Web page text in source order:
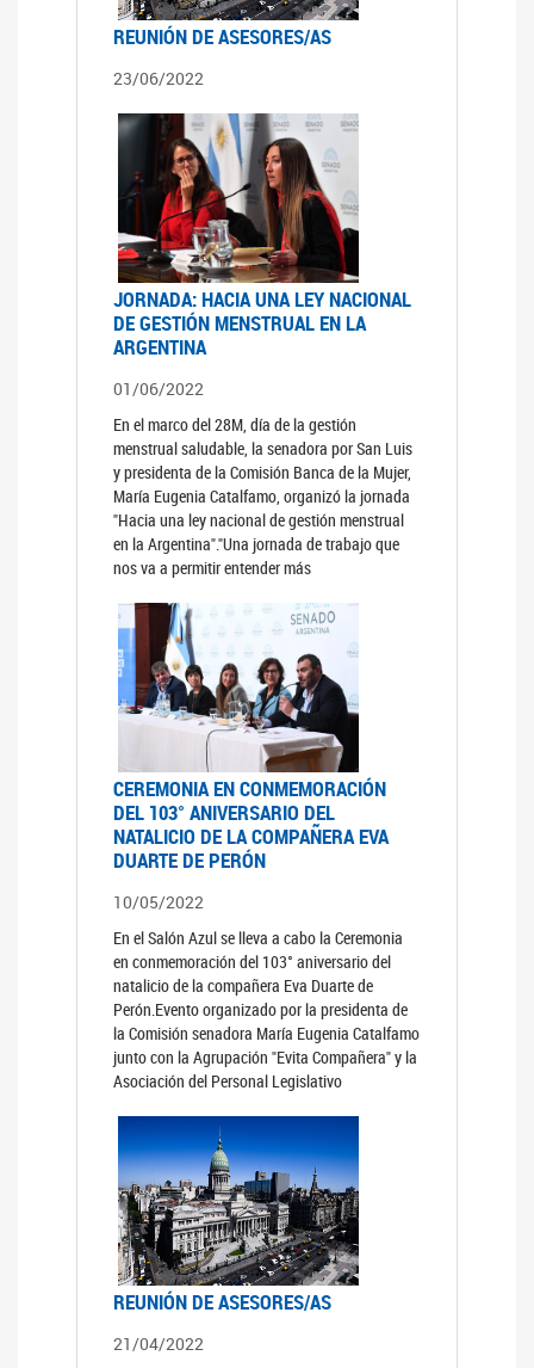
REUNIÓN DE ASESORES/AS
23/06/2022
JORNADA: HACIA UNA LEY NACIONAL
DE GESTIÓN MENSTRUAL EN LA
ARGENTINA
01/06/2022
En el marco del 28M, día de la gestión
menstrual saludable, la senadora por San Luis
y presidenta de la Comisión Banca de la Mujer,
María Eugenia Catalfamo, organizó la jornada
"Hacia una ley nacional de gestión menstrual
en la Argentina"."Una jornada de trabajo que
nos va a permitir entender más
CEREMONIA EN CONMEMORACIÓN
DEL 103° ANIVERSARIO DEL
NATALICIO DE LA COMPAÑERA EVA
DUARTE DE PERÓN
10/05/2022
En el Salón Azul se lleva a cabo la Ceremonia
en conmemoración del 103° aniversario del
natalicio de la compañera Eva Duarte de
Perón.Evento organizado por la presidenta de
la Comisión senadora María Eugenia Catalfamo
junto con la Agrupación "Evita Compañera" y la
Asociación del Personal Legislativo
REUNIÓN DE ASESORES/AS
21/04/2022